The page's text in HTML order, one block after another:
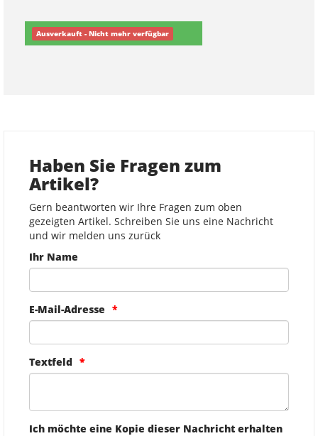
Ausverkauft - Nicht mehr verfügbar
Haben Sie Fragen zum
Artikel?
Gern beantworten wir Ihre Fragen zum oben
gezeigten Artikel. Schreiben Sie uns eine Nachricht
und wir melden uns zurück
Ihr Name
E-Mail-Adresse
Textfeld
Ich möchte eine Kopie dieser Nachricht erhalten